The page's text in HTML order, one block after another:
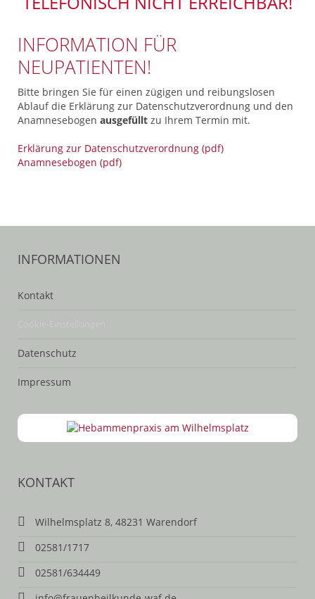
INFORMATION FÜR
NEUPATIENTEN!
Bitte bringen Sie für einen zügigen und reibungslosen
Ablauf die Erklärung zur Datenschutzverordnung und den
Anamnesebogen ausgefüllt zu Ihrem Termin mit.
Erklärung zur Datenschutzverordnung (pdf)
Anamnesebogen (pdf)
INFORMATIONEN
Kontakt
Datenschutz
Impressum
KONTAKT
Wilhelmsplatz 8, 48231 Warendorf
02581/1717
02581/634449